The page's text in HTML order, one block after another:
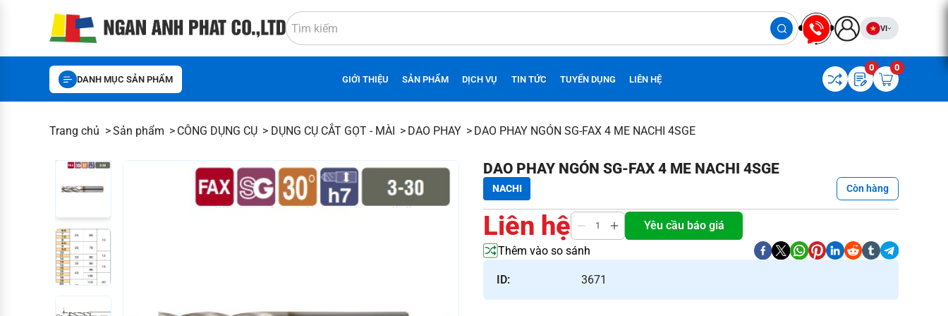
VI
DANH MỤC SẢN PHẨM GIỚI THIỆU SẢN PHẨM DỊCH VỤ TIN TỨC TUYỂN DỤNG LIÊN HỆ
0 0
Trang chủ Sản phẩm CÔNG DỤNG CỤ DỤNG CỤ CẮT GỌT - MÀI DAO PHAY DAO PHAY NGÓN SG-FAX 4 ME NACHI 4SGE
DAO PHAY NGÓN SG-FAX 4 ME NACHI 4SGE
NACHI Còn hàng
Liên hệ
Yêu cầu báo giá
Thêm vào so sánh
ID: 3671